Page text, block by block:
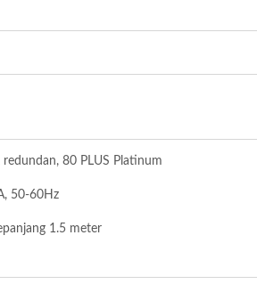
80 PLUS Platinum
50-60Hz
1.5 meter